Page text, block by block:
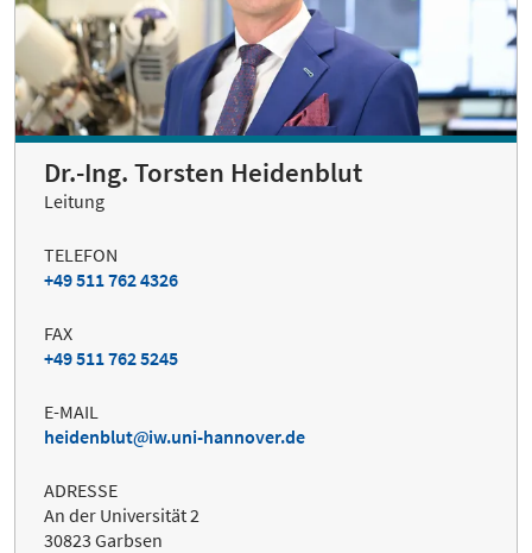
Dr.-Ing. Torsten Heidenblut
Leitung
TELEFON
+49 511 762 4326
FAX
+49 511 762 5245
E-MAIL
heidenblut
iw.uni-hannover.de
ADRESSE
An der Universität 2
30823 Garbsen